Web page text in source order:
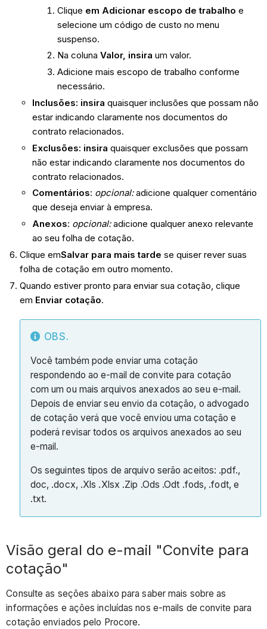
Clique em Adicionar escopo de trabalho e
selecione um código de custo no menu
suspenso.
Na coluna Valor, insira um valor.
Adicione mais escopo de trabalho conforme
necessário.
Inclusões: insira quaisquer inclusões que possam não
estar indicando claramente nos documentos do
contrato relacionados.
Exclusões: insira quaisquer exclusões que possam
não estar indicando claramente nos documentos do
contrato relacionados.
Comentários: opcional:adicione qualquer comentário
que deseja enviar à empresa.
Anexos: opcional:adicione qualquer anexo relevante
ao seu folha de cotação.
Clique emSalvar para mais tarde se quiser rever suas
folha de cotação em outro momento.
Quando estiver pronto para enviar sua cotação, clique
em Enviar cotação.
OBS.
Você também pode enviar uma cotação
respondendo ao e-mail de convite para cotação
com um ou mais arquivos anexados ao seu e-mail.
Depois de enviar seu envio da cotação, o advogado
de cotação verá que você enviou uma cotação e
poderá revisar todos os arquivos anexados ao seu
e-mail.
Os seguintes tipos de arquivo serão aceitos: .pdf.,
doc, .docx, .Xls .Xlsx .Zip .Ods .Odt .fods, .fodt, e
.txt.
Visão geral do e-mail "Convite para
cotação"
Consulte as seções abaixo para saber mais sobre as
informações e ações incluídas nos e-mails de convite para
cotação enviados pelo Procore.